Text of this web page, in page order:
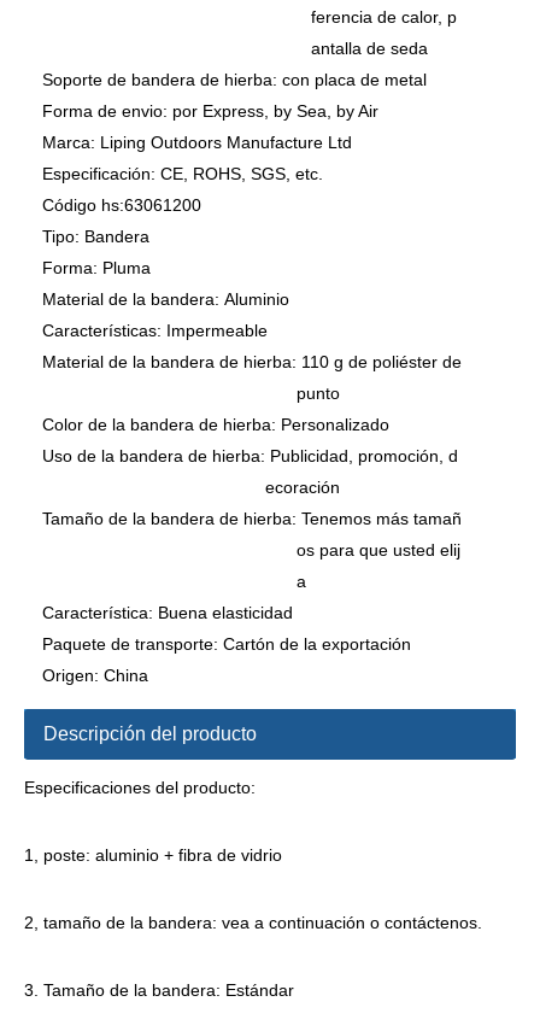
ferencia de calor, p
antalla de seda
Soporte de bandera de hierba: con placa de metal
Forma de envio: por Express, by Sea, by Air
Marca: Liping Outdoors Manufacture Ltd
Especificación: CE, ROHS, SGS, etc.
Código hs:63061200
Tipo: Bandera
Forma: Pluma
Material de la bandera: Aluminio
Características: Impermeable
Material de la bandera de hierba: 110 g de poliéster de
punto
Color de la bandera de hierba: Personalizado
Uso de la bandera de hierba: Publicidad, promoción, d
ecoración
Tamaño de la bandera de hierba: Tenemos más tamañ
os para que usted elij
a
Característica: Buena elasticidad
Paquete de transporte: Cartón de la exportación
Origen: China
Descripción del producto
Especificaciones del producto:
1, poste: aluminio + fibra de vidrio
2, tamaño de la bandera: vea a continuación o contáctenos.
3. Tamaño de la bandera: Estándar